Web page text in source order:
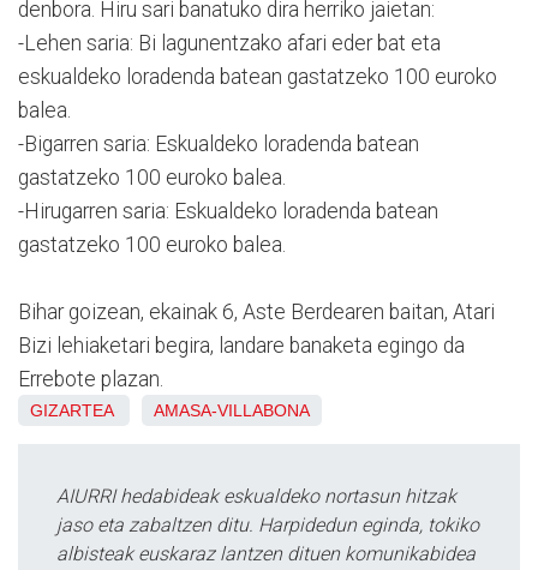
denbora. Hiru sari banatuko dira herriko jaietan:
-Lehen saria: Bi lagunentzako afari eder bat eta
eskualdeko loradenda batean gastatzeko 100 euroko
balea.
-Bigarren saria: Eskualdeko loradenda batean
gastatzeko 100 euroko balea.
-Hirugarren saria: Eskualdeko loradenda batean
gastatzeko 100 euroko balea.
Bihar goizean, ekainak 6, Aste Berdearen baitan, Atari
Bizi lehiaketari begira, landare banaketa egingo da
Errebote plazan.
GIZARTEA AMASA-VILLABONA
AIURRI hedabideak eskualdeko nortasun hitzak
jaso eta zabaltzen ditu. Harpidedun eginda, tokiko
albisteak euskaraz lantzen dituen komunikabidea